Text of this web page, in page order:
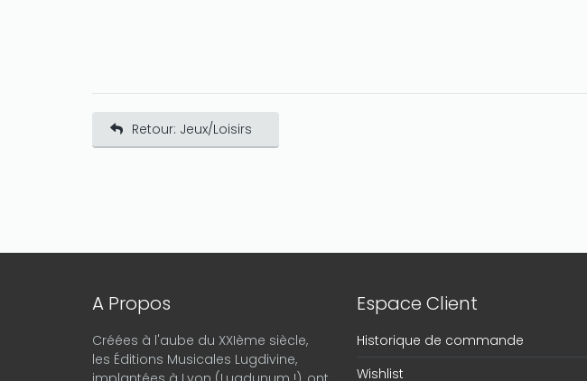
Retour: Jeux/Loisirs
A Propos
Créées à l'aube du XXIème siècle,
les Éditions Musicales Lugdivine,
Espace Client
Historique de commande
Wishlist